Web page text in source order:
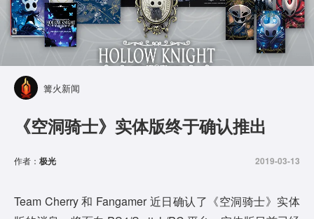
篝火新闻
《空洞骑士》实体版终于确认推出
作者： 极光 2019-03-13
Team Cherry 和 Fangamer 近日确认了《空洞骑士》实体